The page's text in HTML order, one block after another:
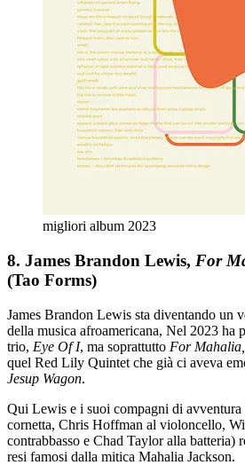
migliori album 2023
8. James Brandon Lewis, For
(Tao Forms)
James Brandon Lewis sta diventando un
della musica afroamericana, Nel 2023 ha
trio, Eye Of I, ma soprattutto For
quel Red Lily Quintet che già ci aveva
Jesup Wagon.
Qui Lewis e i suoi compagni di
cornetta, Chris Hoffman al violoncello,
contrabbasso e Chad Taylor alla batteria)
resi famosi dalla mitica Mahalia Jackson.